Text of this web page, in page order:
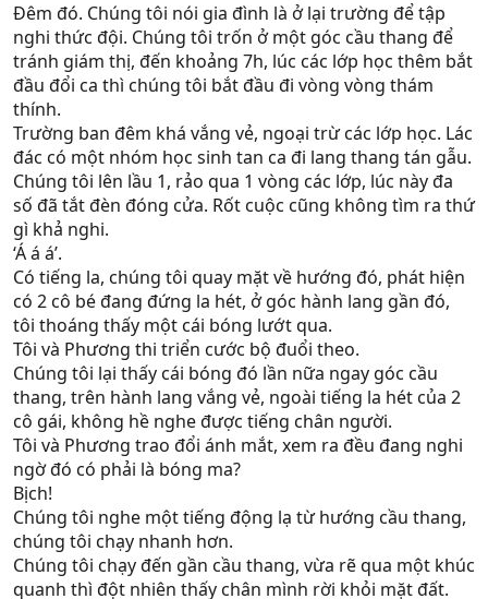
Đêm đó. Chúng tôi nói gia đình là ở lại trường để tập
nghi thức đội. Chúng tôi trốn ở một góc cầu thang để
tránh giám thị, đến khoảng 7h, lúc các lớp học thêm bắt
đầu đổi ca thì chúng tôi bắt đầu đi vòng vòng thám
thính.
Trường ban đêm khá vắng vẻ, ngoại trừ các lớp học. Lác
đác có một nhóm học sinh tan ca đi lang thang tán gẫu.
Chúng tôi lên lầu 1, rảo qua 1 vòng các lớp, lúc này đa
số đã tắt đèn đóng cửa. Rốt cuộc cũng không tìm ra thứ
gì khả nghi.
‘Á á á’.
Có tiếng la, chúng tôi quay mặt về hướng đó, phát hiện
có 2 cô bé đang đứng la hét, ở góc hành lang gần đó,
tôi thoáng thấy một cái bóng lướt qua.
Tôi và Phương thi triển cước bộ đuổi theo.
Chúng tôi lại thấy cái bóng đó lần nữa ngay góc cầu
thang, trên hành lang vắng vẻ, ngoài tiếng la hét của 2
cô gái, không hề nghe được tiếng chân người.
Tôi và Phương trao đổi ánh mắt, xem ra đều đang nghi
ngờ đó có phải là bóng ma?
Bịch!
Chúng tôi nghe một tiếng động lạ từ hướng cầu thang,
chúng tôi chạy nhanh hơn.
Chúng tôi chạy đến gần cầu thang, vừa rẽ qua một khúc
quanh thì đột nhiên thấy chân mình rời khỏi mặt đất.